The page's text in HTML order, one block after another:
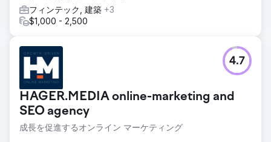
フィンテック, 建築 +3
$1,000 - 2,500
HAGER.MEDIA online-marketing and
SEO agency
成長を促進するオンライン マーケティング
4.7